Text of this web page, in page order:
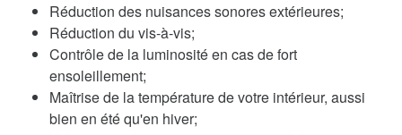
Réduction des nuisances sonores extérieures;
Réduction du vis-à-vis;
Contrôle de la luminosité en cas de fort
ensoleillement;
Maîtrise de la température de votre intérieur, aussi
bien en été qu'en hiver;